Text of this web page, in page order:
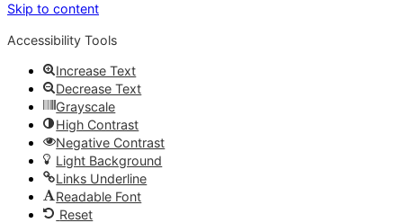
Skip to content
Accessibility Tools
Increase Text
Decrease Text
Grayscale
High Contrast
Negative Contrast
Light Background
Links Underline
Readable Font
Reset